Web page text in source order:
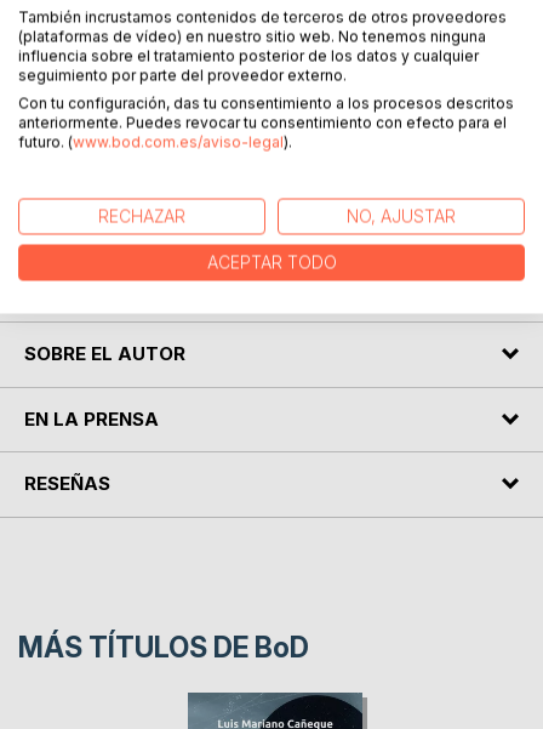
Esta tercera edición está totalmente reescrita, ampliada y
corregido todos los fallos que había en la anterior.
Espero que, si alguna vez alguien lee esto, disfrute tanto
como yo escribiéndolo.
No soy lo que escribo, soy lo que tu sientes al leerme.
La tinta es mi sangre. Mis letras mi voz.
Luis M. Cañeque
Poeta del desamor
SOBRE EL AUTOR
EN LA PRENSA
RESEÑAS
MÁS TÍTULOS DE BoD
También incrustamos contenidos de terceros de otros proveedores
(plataformas de vídeo) en nuestro sitio web. No tenemos ninguna
influencia sobre el tratamiento posterior de los datos y cualquier
seguimiento por parte del proveedor externo.
Con tu configuración, das tu consentimiento a los procesos descritos
anteriormente. Puedes revocar tu consentimiento con efecto para el
futuro. (www.bod.com.es/aviso-legal).
RECHAZAR NO, AJUSTAR
ACEPTAR TODO